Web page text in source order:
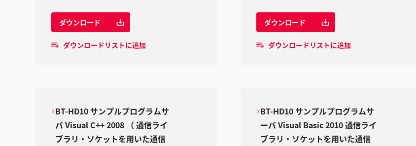
ダウンロード
ダウンロードリストに追加
ダウンロード
ダウンロードリストに追加
BT-HD10 サンプルプログラムサ
バ Visual C++ 2008 （ 通信ライ
ブラリ・ソケットを用いた通信
BT-HD10 サンプルプログラムサ
ーバ Visual Basic 2010 通信ライ
ブラリ・ソケットを用いた通信